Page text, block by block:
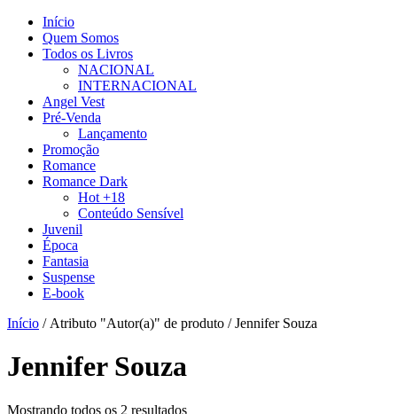
Início
Quem Somos
Todos os Livros
NACIONAL
INTERNACIONAL
Angel Vest
Pré-Venda
Lançamento
Promoção
Romance
Romance Dark
Hot +18
Conteúdo Sensível
Juvenil
Época
Fantasia
Suspense
E-book
Início / Atributo "Autor(a)" de produto / Jennifer Souza
Jennifer Souza
Mostrando todos os 2 resultados